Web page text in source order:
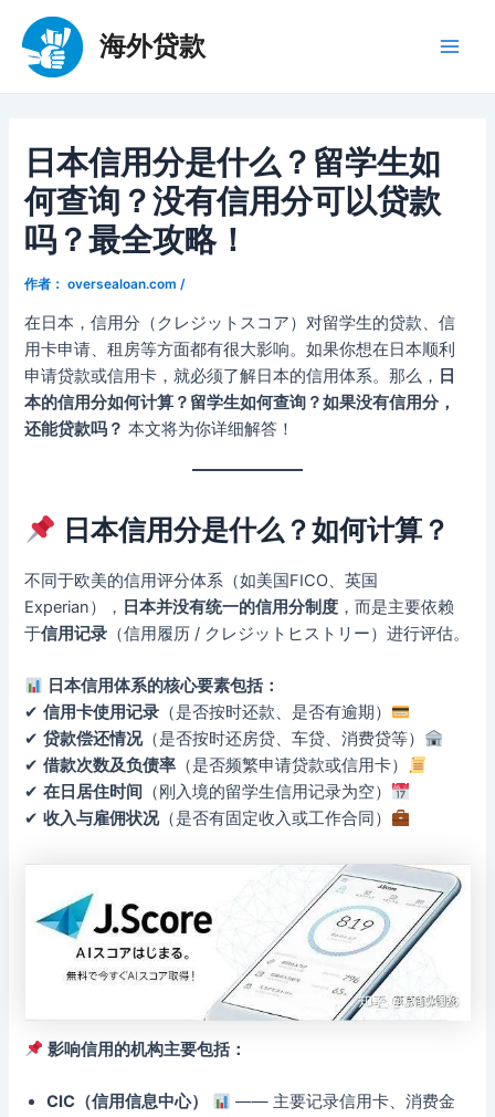
海外贷款
日本信用分是什么？留学生如
何查询？没有信用分可以贷款
吗？最全攻略！
作者： oversealoan.com/
在日本，信用分（クレジットスコア）对留学生的贷款、信
用卡申请、租房等方面都有很大影响。如果你想在日本顺利
申请贷款或信用卡，就必须了解日本的信用体系。那么， 日
本的信用分如何计算？留学生如何查询？如果没有信用分，
还能贷款吗？ 本文将为你详细解答！
日本信用分是什么？如何计算？
不同于欧美的信用评分体系（如美国FICO、英国
Experian）， 日本并没有统一的信用分制度 ，而是主要依赖
于信用记录 （信用履历 / クレジットヒストリー）进行评估。
日本信用体系的核心要素包括：
✔信用卡使用记录 （是否按时还款、是否有逾期）
✔贷款偿还情况（是否按时还房贷、车贷、消费贷等）
✔借款次数及负债率 （是否频繁申请贷款或信用卡）
✔在日居住时间 （刚入境的留学生信用记录为空）
✔收入与雇佣状况（是否有固定收入或工作合同）
影响信用的机构主要包括：
CIC（信用信息中心）
—— 主要记录信用卡、消费金